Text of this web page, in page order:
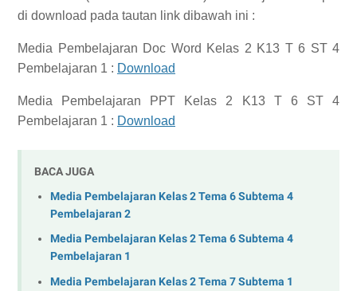
di download pada tautan link dibawah ini :
Media Pembelajaran Doc Word Kelas 2 K13 T 6 ST 4
Pembelajaran 1 : Download
Media Pembelajaran PPT Kelas 2 K13 T 6 ST 4
Pembelajaran 1 : Download
BACA JUGA
Media Pembelajaran Kelas 2 Tema 6 Subtema 4
Pembelajaran 2
Media Pembelajaran Kelas 2 Tema 6 Subtema 4
Pembelajaran 1
Media Pembelajaran Kelas 2 Tema 7 Subtema 1